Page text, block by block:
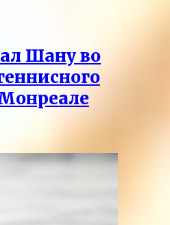
Шану во